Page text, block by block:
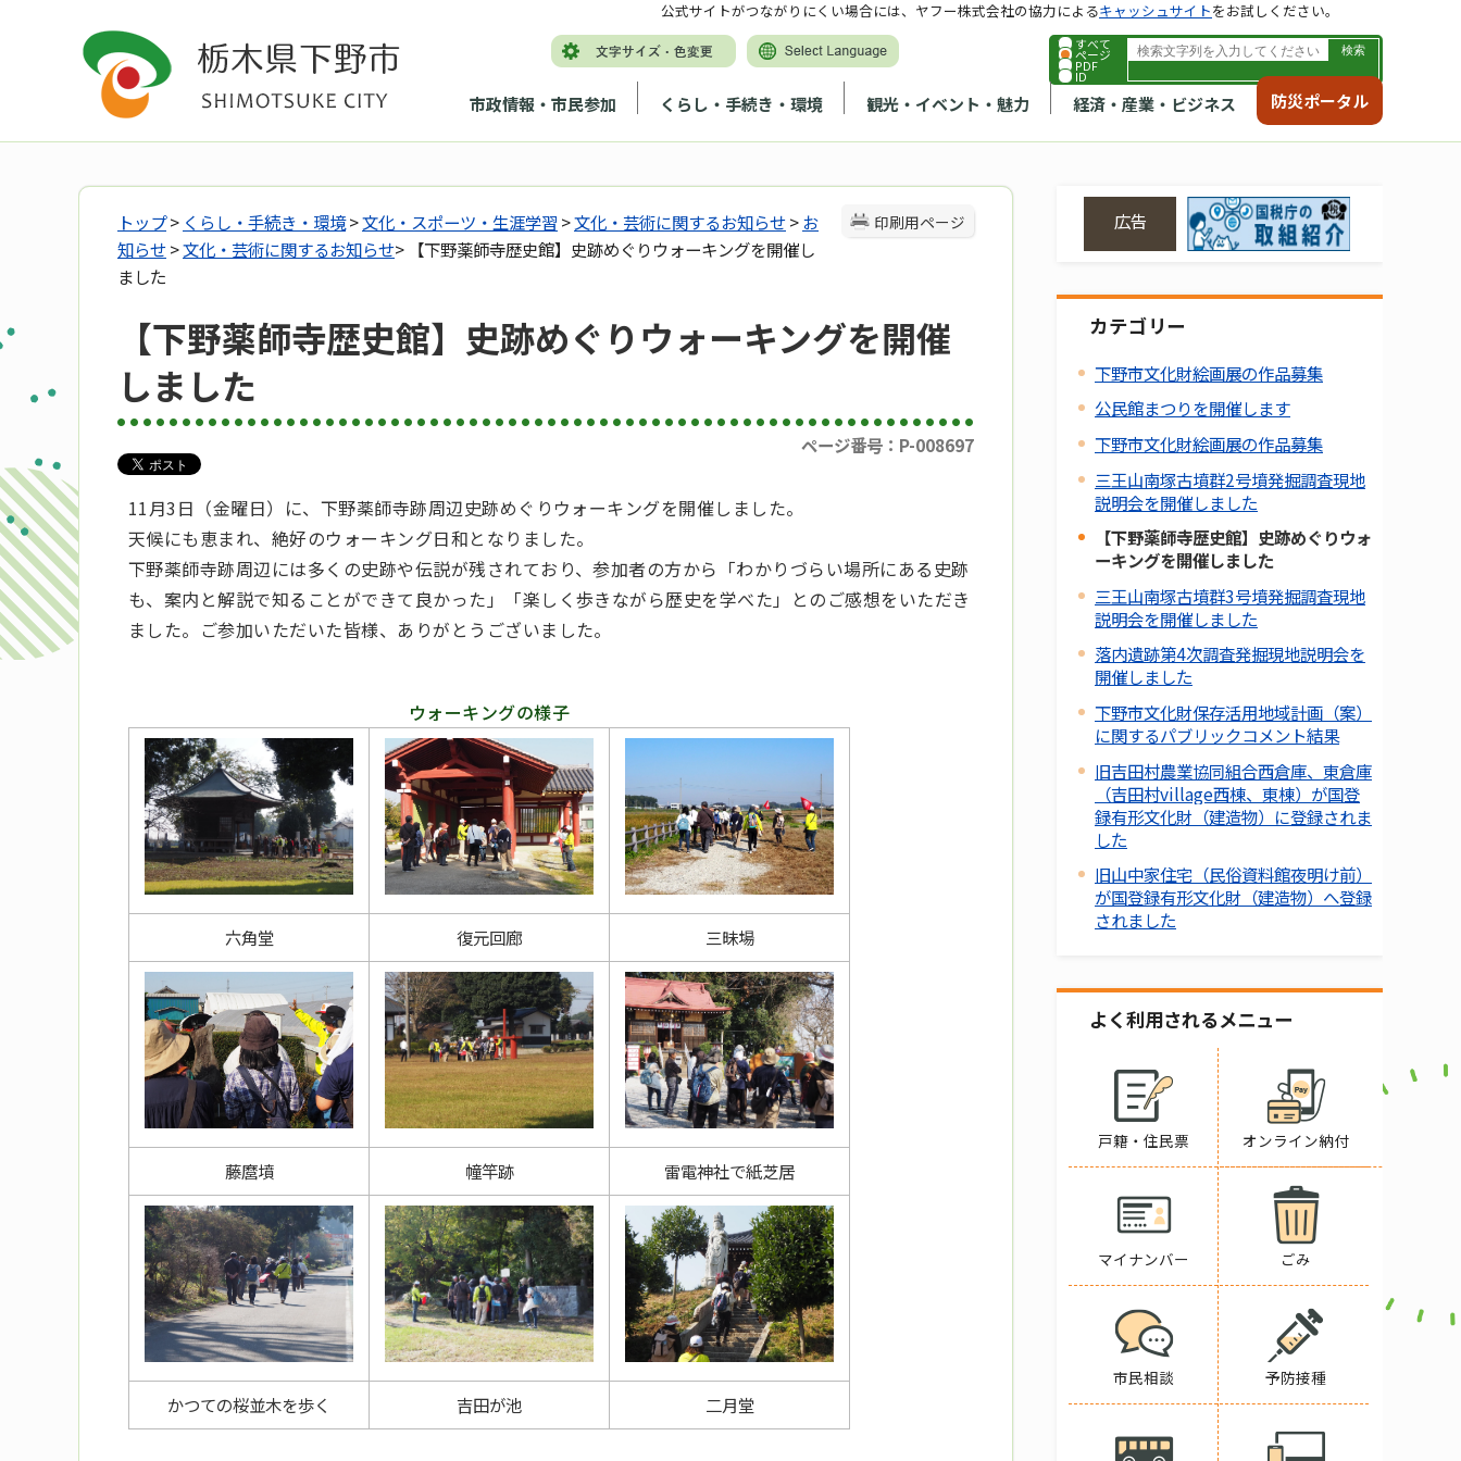
すべて
ページ
PDF
ID
市政情報・市民参加 くらし・手続き・環境 観光・イベント・魅力 経済・産業・ビジネス 防災ポータル
公式サイトがつながりにくい場合には、ヤフー株式会社の協力によるキャッシュサイトをお試しください。
印刷用ページ
トップ> くらし・手続き・環境>文化・スポーツ・生涯学習 >文化・芸術に関するお知らせ>お
知らせ>文化・芸術に関するお知らせ> 【下野薬師寺歴史館】史跡めぐりウォーキングを開催し
ました
【下野薬師寺歴史館】史跡めぐりウォーキングを開催
しました
ページ番号：P-008697
11月3日（金曜日）に、下野薬師寺跡周辺史跡めぐりウォーキングを開催しました。
天候にも恵まれ、絶好のウォーキング日和となりました。
下野薬師寺跡周辺には多くの史跡や伝説が残されており、参加者の方から「わかりづらい場所にある史跡
も、案内と解説で知ることができて良かった」「楽しく歩きながら歴史を学べた」とのご感想をいただき
ました。ご参加いただいた皆様、ありがとうございました。
ウォーキングの様子
六角堂 復元回廊 三昧場
藤麿墳 幢竿跡 雷電神社で紙芝居
かつての桜並木を歩く 吉田が池 二月堂
広告
カテゴリー
下野市文化財絵画展の作品募集
公民館まつりを開催します
下野市文化財絵画展の作品募集
三王山南塚古墳群2号墳発掘調査現地
説明会を開催しました
【下野薬師寺歴史館】史跡めぐりウォ
ーキングを開催しました
三王山南塚古墳群3号墳発掘調査現地
説明会を開催しました
落内遺跡第4次調査発掘現地説明会を
開催しました
下野市文化財保存活用地域計画（案）
に関するパブリックコメント結果
旧吉田村農業協同組合西倉庫、東倉庫
（吉田村village西棟、東棟）が国登
録有形文化財（建造物）に登録されま
した
旧山中家住宅（民俗資料館夜明け前）
が国登録有形文化財（建造物）へ登録
されました
よく利用されるメニュー
戸籍・住民票 オンライン納付
マイナンバー ごみ
市民相談 予防接種